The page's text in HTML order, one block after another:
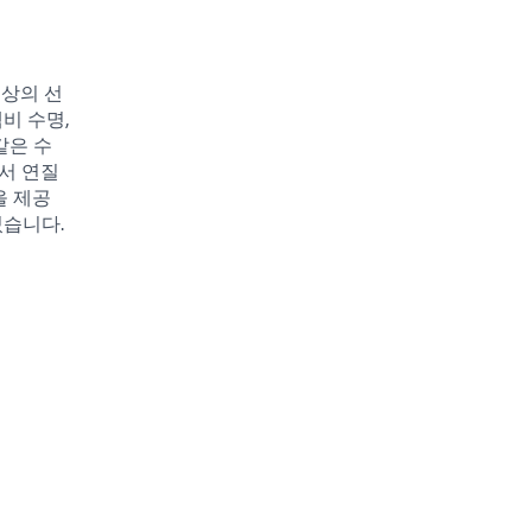
의 선
수명,
은 수
연질
제공
니다.